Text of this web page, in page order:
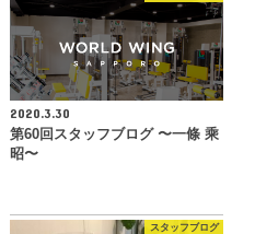
2020.3.30
第60回スタッフブログ 〜一條 乘
昭〜
スタッフブログ